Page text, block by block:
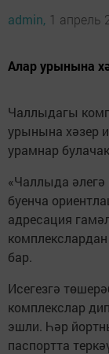
admin, 1 апрель
Алар урынына
Чаллыдагы
урынына хәзер
урамнар
«Чаллыда
буенча
адресация
бар.
Исегезгә
комплекслар
эшли. Һәр
паспортта